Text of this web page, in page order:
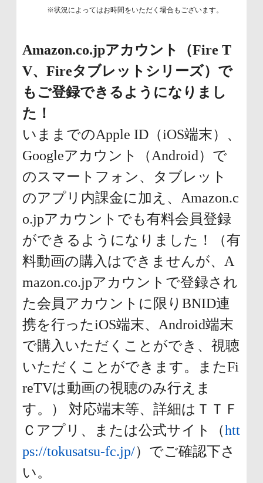
※状況によってはお時間をいただく場合もございます。
Amazon.co.jpアカウント（Fire T
V、Fireタブレットシリーズ）で
もご登録できるようになりまし
た！
いままでのApple ID（iOS端末）、
Googleアカウント（Android）で
のスマートフォン、タブレット
のアプリ内課金に加え、Amazon.c
o.jpアカウントでも有料会員登録
ができるようになりました！（有
料動画の購入はできませんが、A
mazon.co.jpアカウントで登録され
た会員アカウントに限りBNID連
携を行ったiOS端末、Android端末
で購入いただくことができ、視聴
いただくことができます。またFi
reTVは動画の視聴のみ行えま
す。） 対応端末等、詳細はＴＴＦ
Ｃアプリ、または公式サイト（htt
ps://tokusatsu-fc.jp/）でご確認下さ
い。